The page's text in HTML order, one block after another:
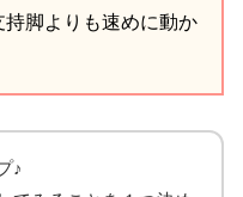
脚よりも速めに動か
♪